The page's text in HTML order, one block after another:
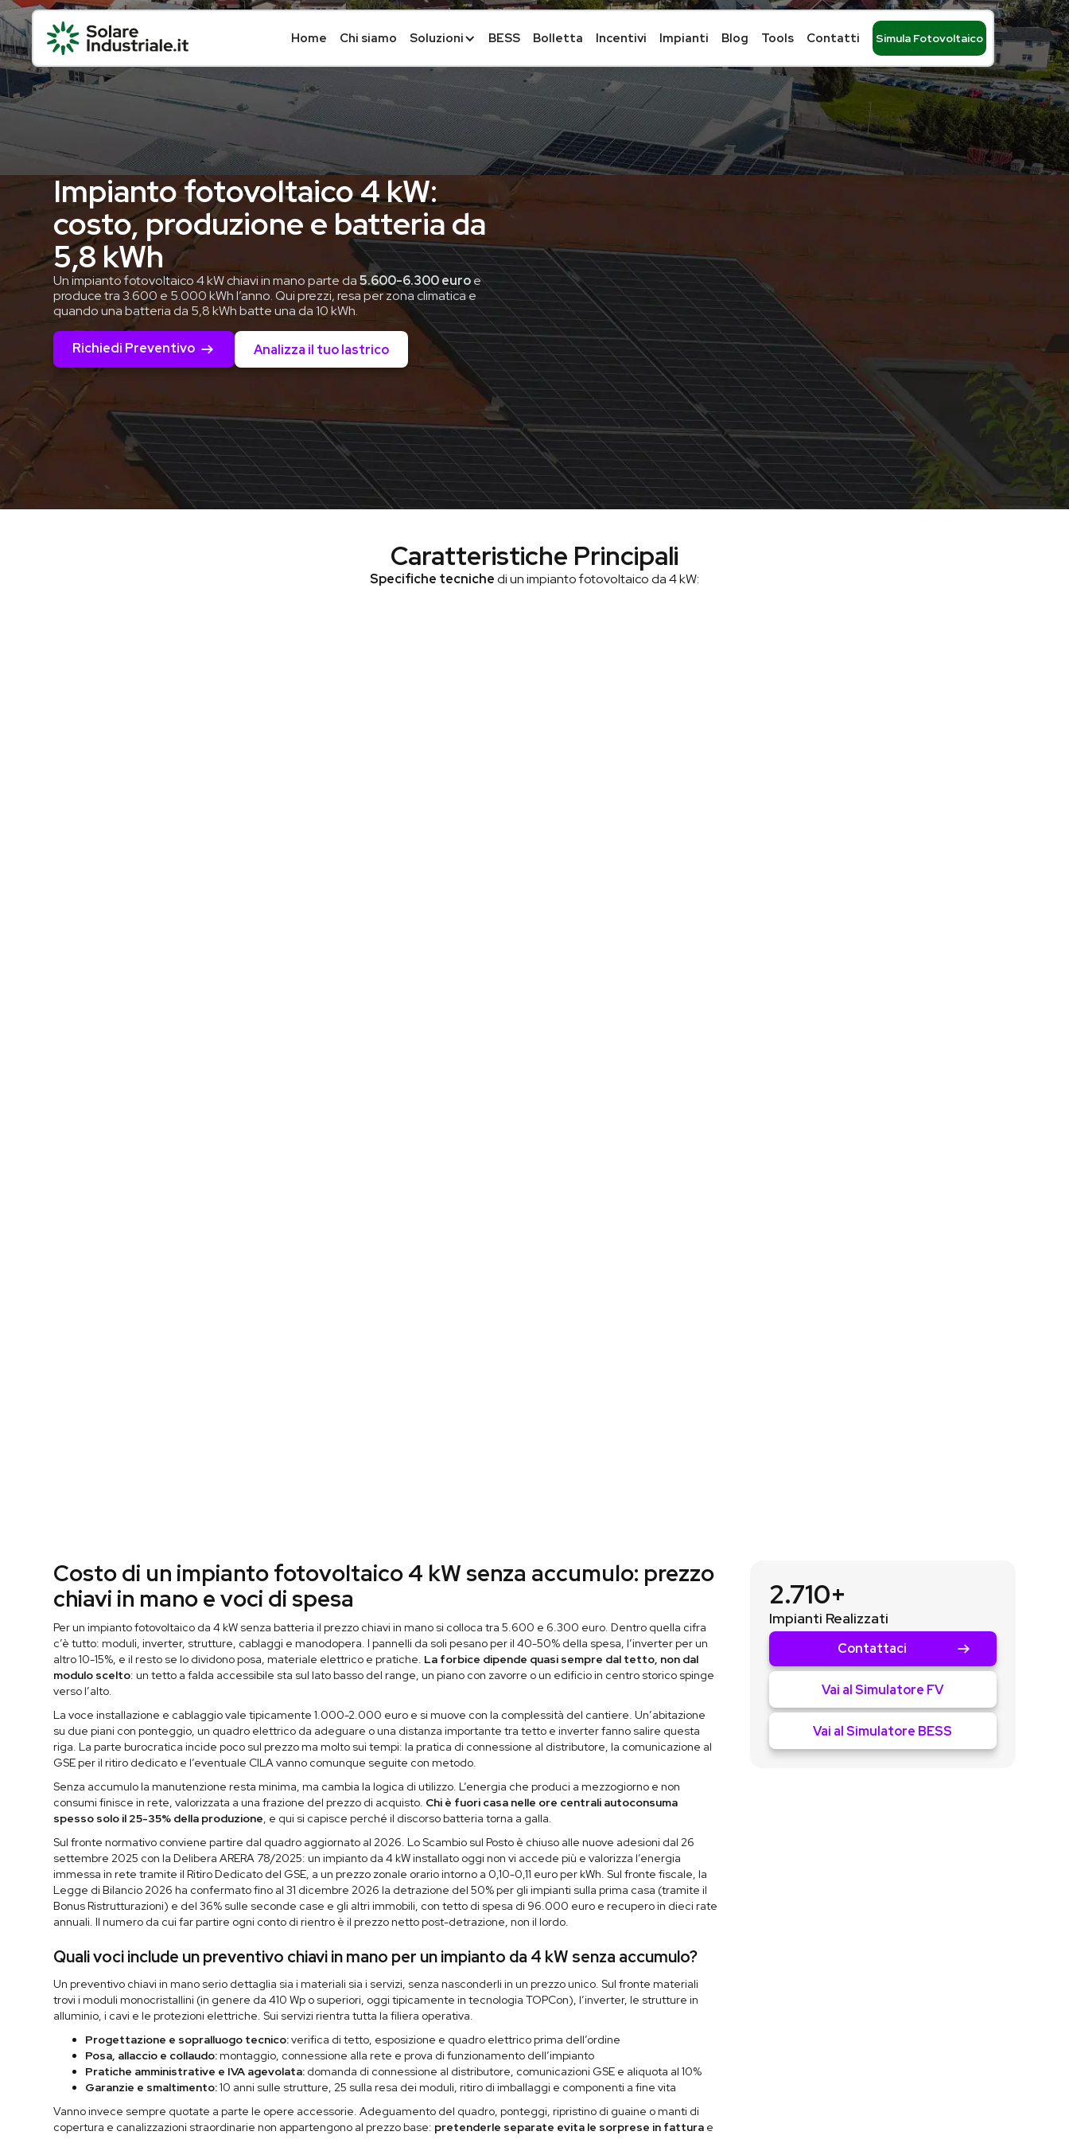
Home Chi siamo Soluzioni BESS Bolletta Incentivi Impianti Blog Tools Contatti Simula Fotovoltaico
Impianto fotovoltaico 4 kW:
costo, produzione e batteria da
5,8 kWh
Un impianto fotovoltaico 4 kW chiavi in mano parte da5.600-6.300 euroe
produce tra 3.600 e 5.000 kWh l’anno. Qui prezzi, resa per zona climatica e
quando una batteria da 5,8 kWh batte una da 10 kWh.
Richiedi Preventivo Analizza il tuo lastrico
Caratteristiche Principali
Specifiche tecnichedi un impianto fotovoltaico da 4 kW:
Costo di un impianto fotovoltaico 4 kW senza accumulo: prezzo
chiavi in mano e voci di spesa
Per un impianto fotovoltaico da 4 kW senza batteria il prezzo chiavi in mano si colloca tra 5.600 e 6.300 euro. Dentro quella cifra
c’è tutto: moduli, inverter, strutture, cablaggi e manodopera. I pannelli da soli pesano per il 40-50% della spesa, l’inverter per un
altro 10-15%, e il resto se lo dividono posa, materiale elettrico e pratiche. La forbice dipende quasi sempre dal tetto, non dal
modulo scelto: un tetto a falda accessibile sta sul lato basso del range, un piano con zavorre o un edificio in centro storico spinge
verso l’alto.
La voce installazione e cablaggio vale tipicamente 1.000-2.000 euro e si muove con la complessità del cantiere. Un’abitazione
su due piani con ponteggio, un quadro elettrico da adeguare o una distanza importante tra tetto e inverter fanno salire questa
riga. La parte burocratica incide poco sul prezzo ma molto sui tempi: la pratica di connessione al distributore, la comunicazione al
GSE per il ritiro dedicato e l’eventuale CILA vanno comunque seguite con metodo.
Senza accumulo la manutenzione resta minima, ma cambia la logica di utilizzo. L’energia che produci a mezzogiorno e non
consumi finisce in rete, valorizzata a una frazione del prezzo di acquisto. Chi è fuori casa nelle ore centrali autoconsuma
spesso solo il 25-35% della produzione, e qui si capisce perché il discorso batteria torna a galla.
Sul fronte normativo conviene partire dal quadro aggiornato al 2026. Lo Scambio sul Posto è chiuso alle nuove adesioni dal 26
settembre 2025 con la Delibera ARERA 78/2025: un impianto da 4 kW installato oggi non vi accede più e valorizza l’energia
immessa in rete tramite il Ritiro Dedicato del GSE, a un prezzo zonale orario intorno a 0,10-0,11 euro per kWh. Sul fronte fiscale, la
Legge di Bilancio 2026 ha confermato fino al 31 dicembre 2026 la detrazione del 50% per gli impianti sulla prima casa (tramite il
Bonus Ristrutturazioni) e del 36% sulle seconde case e gli altri immobili, con tetto di spesa di 96.000 euro e recupero in dieci rate
annuali. Il numero da cui far partire ogni conto di rientro è il prezzo netto post-detrazione, non il lordo.
Quali voci include un preventivo chiavi in mano per un impianto da 4 kW senza accumulo?
Un preventivo chiavi in mano serio dettaglia sia i materiali sia i servizi, senza nasconderli in un prezzo unico. Sul fronte materiali
trovi i moduli monocristallini (in genere da 410 Wp o superiori, oggi tipicamente in tecnologia TOPCon), l’inverter, le strutture in
alluminio, i cavi e le protezioni elettriche. Sui servizi rientra tutta la filiera operativa.
Progettazione e sopralluogo tecnico:verifica di tetto, esposizione e quadro elettrico prima dell’ordine
Posa, allaccio e collaudo: montaggio, connessione alla rete e prova di funzionamento dell’impianto
Pratiche amministrative e IVA agevolata: domanda di connessione al distributore, comunicazioni GSE e aliquota al 10%
Garanzie e smaltimento:10 anni sulle strutture, 25 sulla resa dei moduli, ritiro di imballaggi e componenti a fine vita
Vanno invece sempre quotate a parte le opere accessorie. Adeguamento del quadro, ponteggi, ripristino di guaine o manti di
copertura e canalizzazioni straordinarie non appartengono al prezzo base: pretenderle separate evita le sorprese in fattura e
2.710+
Impianti Realizzati
Contattaci
Vai al Simulatore FV
Vai al Simulatore BESS